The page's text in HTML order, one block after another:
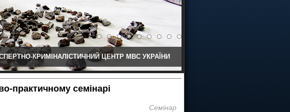
КРИМІНАЛІСТИЧНИЙ ЦЕНТР МВС УКРАЇНИ
практичному семінарі
Семінар